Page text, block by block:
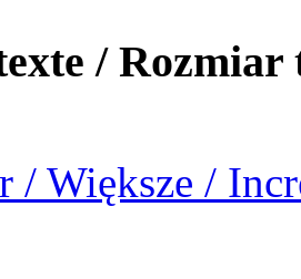
/ Rozmiar
/ Większe /